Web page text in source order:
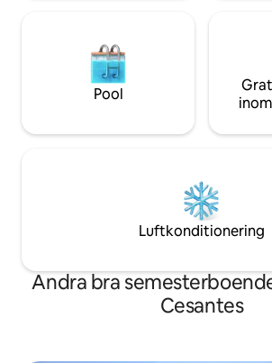
Pool
Luftkonditionering
Andra bra
Cesantes